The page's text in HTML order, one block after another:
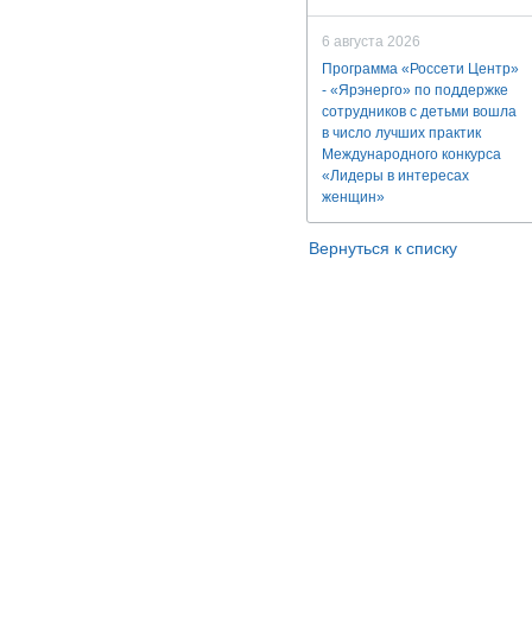
6 августа 2026
Программа «Россети Центр»
- «Ярэнерго» по поддержке
сотрудников с детьми вошла
в число лучших практик
Международного конкурса
«Лидеры в интересах
женщин»
Вернуться к списку